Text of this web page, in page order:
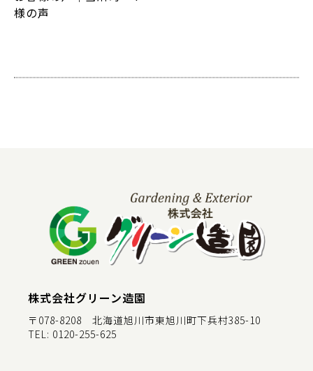
様の声
株式会社グリーン造園
〒078-8208 北海道旭川市東旭川町下兵村385-10
TEL: 0120-255-625